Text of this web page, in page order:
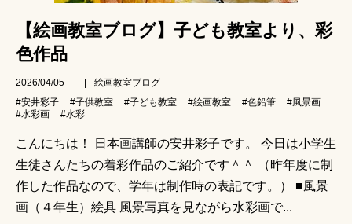
【絵画教室ブログ】子ども教室より、彩
色作品
2026/04/05
絵画教室ブログ
#安井彩子
#子供教室 #子ども教室 #絵画教室 #色鉛筆
#風景画
#水彩画
#水彩
こんにちは！ 日本画講師の安井彩子です。 今日は小学生
生徒さんたちの着彩作品のご紹介です＾＾ （昨年度に制
作した作品なので、学年は制作時の表記です。） ■風景
画（４年生）絵具 風景写真を見ながら水彩画で...